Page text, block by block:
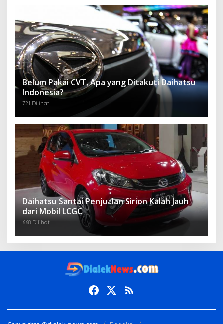
Belum Pakai CVT, Apa yang Ditakuti Daihatsu
Indonesia?
721 Dilihat
Daihatsu Santai Penjualan Sirion Kalah Jauh
dari Mobil LCGC
668 Dilihat